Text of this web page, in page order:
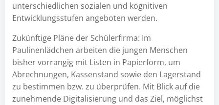
unterschiedlichen sozialen und kognitiven
Entwicklungsstufen angeboten werden.
Zukünftige Pläne der Schülerfirma: Im
Paulinenlädchen arbeiten die jungen Menschen
bisher vorrangig mit Listen in Papierform, um
Abrechnungen, Kassenstand sowie den Lagerstand
zu bestimmen bzw. zu überprüfen. Mit Blick auf die
zunehmende Digitalisierung und das Ziel, möglichst